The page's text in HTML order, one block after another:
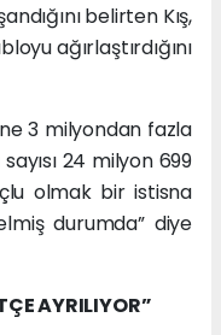
belirten Kış,
ağırlaştırdığını
3 milyondan fazla
24 milyon 699
olmak bir istisna
durumda” diye
AYRILIYOR”